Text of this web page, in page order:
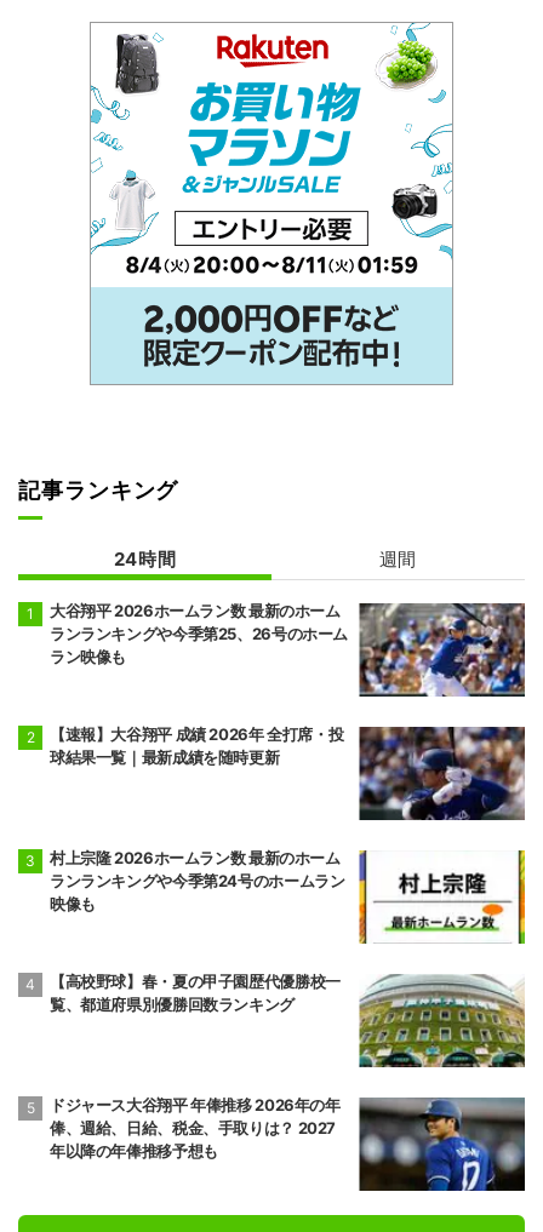
記事ランキング
24時間 週間
大谷翔平 2026ホームラン数 最新のホーム
ランランキングや今季第25、26号のホーム
ラン映像も
【速報】大谷翔平 成績 2026年 全打席・投
球結果一覧｜最新成績を随時更新
村上宗隆 2026ホームラン数 最新のホーム
ランランキングや今季第24号のホームラン
映像も
【高校野球】春・夏の甲子園歴代優勝校一
覧、都道府県別優勝回数ランキング
ドジャース大谷翔平 年俸推移 2026年の年
俸、週給、日給、税金、手取りは？ 2027
年以降の年俸推移予想も